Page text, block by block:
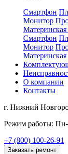
Смартфон
Монитор
Материнская
Смартфон
Монитор
Материнская
О компании
Контакты
г. Нижний
Режим работы: Пн-
+7 (800) 100-26-91
Заказать ремонт